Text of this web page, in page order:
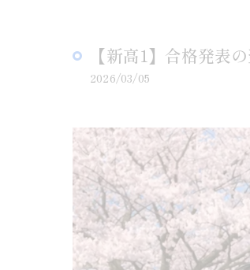
【新高1】合格発
2026/03/05